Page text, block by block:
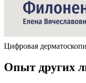
Цифровая
Опыт других